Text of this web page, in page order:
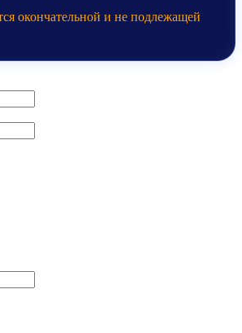
окончательной и не подлежащей